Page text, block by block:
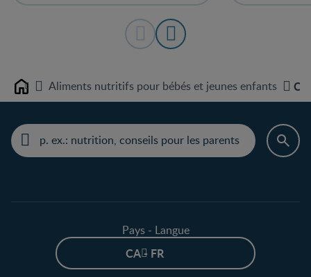
Home Aliments nutritifs pour bébés et jeunes enfants
Pays - Langue
CA - FR